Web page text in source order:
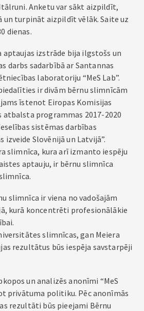
Anketu var sākt aizpildīt,
un turpināt aizpildīt vēlāk. Saite uz
dienas.
izstrāde bija ilgstošs un
darbs sadarbībā ar Santannas
laboratoriju “MeS Lab”.
ir divām bērnu slimnīcām
īstenot Eiropas Komisijas
programmas 2017-2020
sistēmas darbības
izveide Slovēnijā un Latvijā”.
slimnīca, kura arī izmanto iespēju
aptauju, ir bērnu slimnīca
slimnīca ir viena no vadošajām
kurā koncentrēti profesionālākie
slimnīcas, gan Meiera
rezultātus būs iespēja savstarpēji
un analizēs anonīmi “MeS
privātuma politiku. Pēc anonīmās
rezultāti būs pieejami Bērnu